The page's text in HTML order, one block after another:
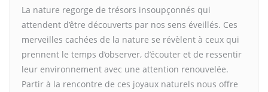
La nature regorge de trésors insoupçonnés qui
attendent d’être découverts par nos sens éveillés. Ces
merveilles cachées de la nature se révèlent à ceux qui
prennent le temps d’observer, d’écouter et de ressentir
leur environnement avec une attention renouvelée.
Partir à la rencontre de ces joyaux naturels nous offre